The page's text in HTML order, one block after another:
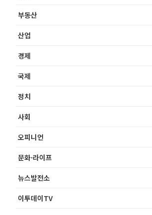
부동산
산업
경제
국제
정치
사회
오피니언
문화·라이프
뉴스발전소
이투데이TV